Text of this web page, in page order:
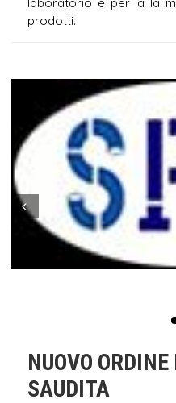
prodotti.
Prev
NUOVO
SAUDITA